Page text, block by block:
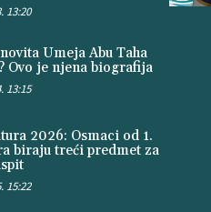
13:20
Umeja Abu Taha
Ovo je njena biografija
13:15
2026: Osmaci od 1.
biraju treći predmet za
15:22